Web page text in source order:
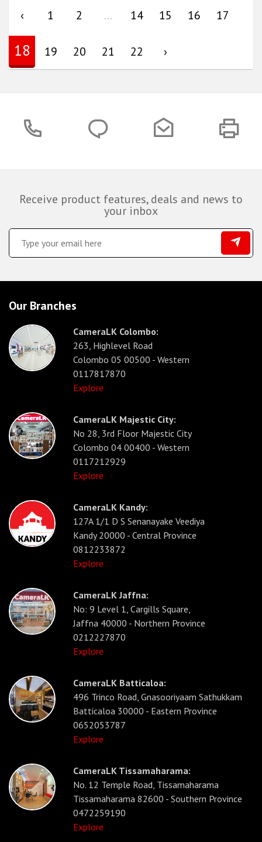
‹ 1 2 ... 14 15 16 17
18 19 20 21 22 ›
Receive product features, deals and news to
your inbox
Our Branches
CameraLK Colombo:
263, Highlevel Road
Colombo 05 00500 - Western
0117817870
Explore
CameraLK Majestic City:
No 28, 3rd Floor Majestic City
Colombo 04 00400 - Western
0117212929
Explore
CameraLK Kandy:
127A 1/1 D S Senanayake Veediya
Kandy 20000 - Central Province
0812233872
Explore
CameraLK Jaffna:
No: 9 Level 1, Cargills Square,
Jaffna 40000 - Northern Province
0212227870
Explore
CameraLK Batticaloa:
496 Trinco Road, Gnasooriyaam Sathukkam
Batticaloa 30000 - Eastern Province
0652053787
Explore
CameraLK Tissamaharama:
No. 12 Temple Road, Tissamaharama
Tissamaharama 82600 - Southern Province
0472259190
Explore